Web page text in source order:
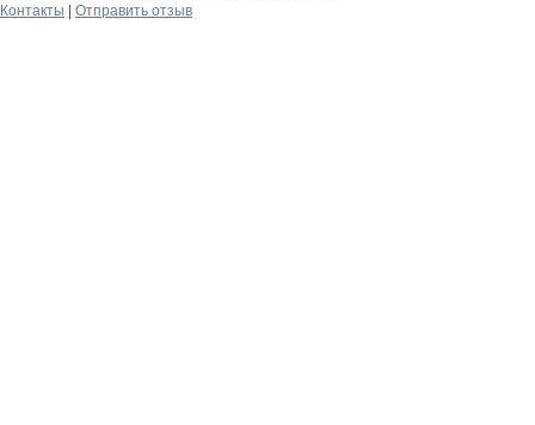
Контакты
Отправить отзыв